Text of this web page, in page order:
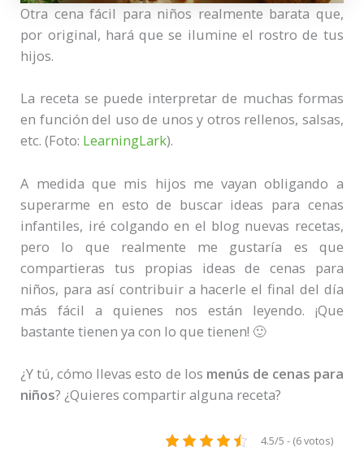
Otra cena fácil para niños realmente barata que,
por original, hará que se ilumine el rostro de tus
hijos.
La receta se puede interpretar de muchas formas
en función del uso de unos y otros rellenos, salsas,
etc. (Foto: LearningLark).
A medida que mis hijos me vayan obligando a
superarme en esto de buscar ideas para cenas
infantiles, iré colgando en el blog nuevas recetas,
pero lo que realmente me gustaría es que
compartieras tus propias ideas de cenas para
niños, para así contribuir a hacerle el final del día
más fácil a quienes nos están leyendo. ¡Que
bastante tienen ya con lo que tienen! 🙂
¿Y tú, cómo llevas esto de los menús de cenas para
niños? ¿Quieres compartir alguna receta?
4.5/5 - (6 votos)